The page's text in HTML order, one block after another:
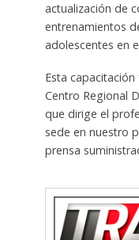
actualización de
entrenamientos
adolescentes en
Esta
Centro Regional
que dirige el
sede en nuestro
prensa